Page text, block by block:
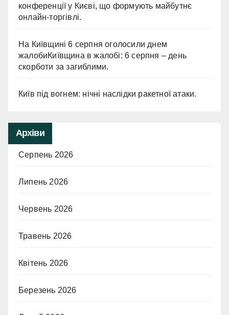
конференції у Києві, що формують майбутнє
онлайн-торгівлі.
На Київщині 6 серпня оголосили днем
жалобиКиївщина в жалобі: 6 серпня – день
скорботи за загиблими.
Київ під вогнем: нічні наслідки ракетної атаки.
Архіви
Серпень 2026
Липень 2026
Червень 2026
Травень 2026
Квітень 2026
Березень 2026